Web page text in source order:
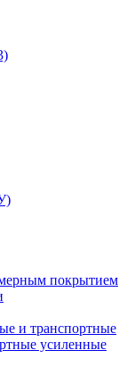
покрытием
и транспортные
усиленные